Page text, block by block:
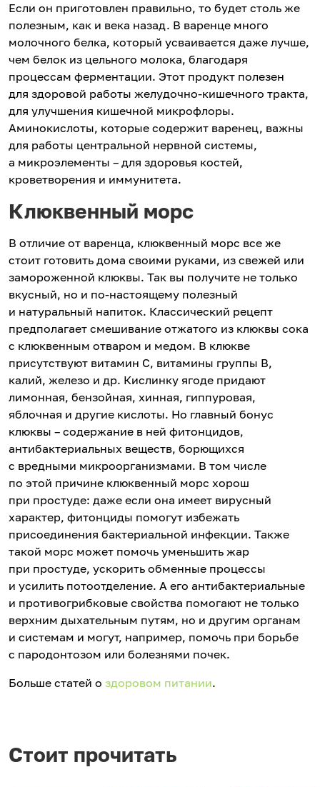
Если он приготовлен правильно, то будет столь же
полезным, как и века назад. В варенце много
молочного белка, который усваивается даже лучше,
чем белок из цельного молока, благодаря
процессам ферментации. Этот продукт полезен
для здоровой работы желудочно-кишечного тракта,
для улучшения кишечной микрофлоры.
Аминокислоты, которые содержит варенец, важны
для работы центральной нервной системы,
а микроэлементы – для здоровья костей,
кроветворения и иммунитета.
Клюквенный морс
В отличие от варенца, клюквенный морс все же
стоит готовить дома своими руками, из свежей или
замороженной клюквы. Так вы получите не только
вкусный, но и по‑настоящему полезный
и натуральный напиток. Классический рецепт
предполагает смешивание отжатого из клюквы сока
с клюквенным отваром и медом. В клюкве
присутствуют витамин С, витамины группы B,
калий, железо и др. Кислинку ягоде придают
лимонная, бензойная, хинная, гиппуровая,
яблочная и другие кислоты. Но главный бонус
клюквы – содержание в ней фитонцидов,
антибактериальных веществ, борющихся
с вредными микроорганизмами. В том числе
по этой причине клюквенный морс хорош
при простуде: даже если она имеет вирусный
характер, фитонциды помогут избежать
присоединения бактериальной инфекции. Также
такой морс может помочь уменьшить жар
при простуде, ускорить обменные процессы
и усилить потоотделение. А его антибактериальные
и противогрибковые свойства помогают не только
верхним дыхательным путям, но и другим органам
и системам и могут, например, помочь при борьбе
с пародонтозом или болезнями почек.
Больше статей о здоровом питании.
Стоит прочитать